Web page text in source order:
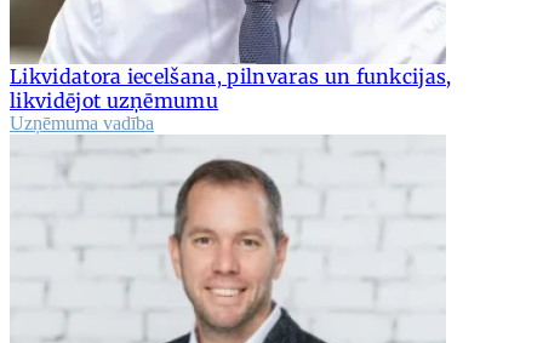
Likvidatora iecelšana, pilnvaras un funkcijas,
likvidējot uzņēmumu
Uzņēmuma vadība